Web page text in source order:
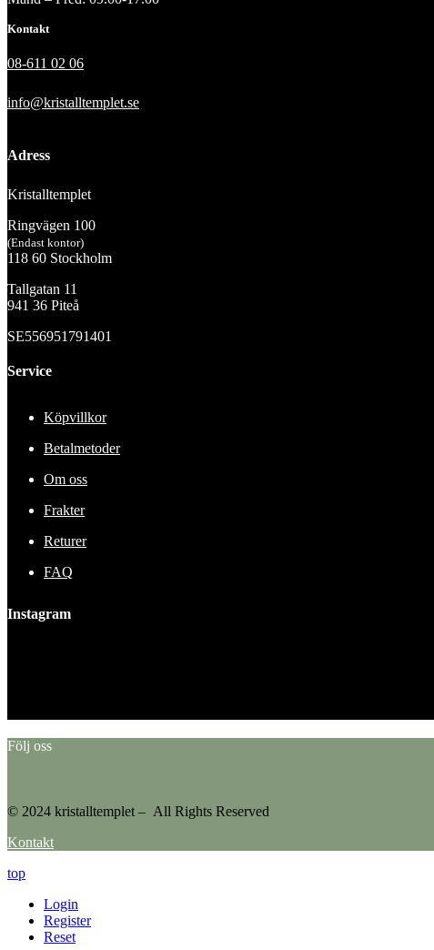
Kontakt
08-611 02 06
info@kristalltemplet.se
Adress
Kristalltemplet
Ringvägen 100
(Endast kontor)
118 60 Stockholm
Tallgatan 11
941 36 Piteå
SE556951791401
Service
Köpvillkor
Betalmetoder
Om oss
Frakter
Returer
FAQ
Instagram
Följ oss
© 2024 kristalltemplet – All Rights Reserved
Kontakt
top
Login
Register
Reset